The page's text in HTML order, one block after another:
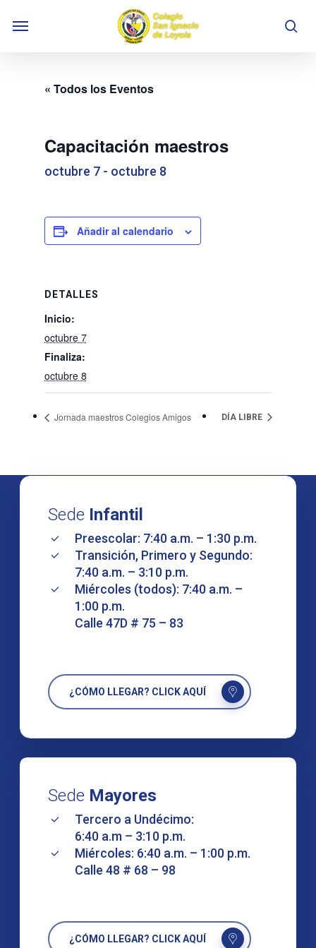
Menu
« Todos los Eventos
Capacitación maestros
octubre 7- octubre 8
Añadir al calendario
DETALLES
Inicio:
octubre 7
Finaliza:
octubre 8
Jornada maestros Colegios Amigos DÍA LIBRE
Sede Infantil
Preescolar: 7:40 a.m. – 1:30 p.m.
Transición, Primero y Segundo:
7:40 a.m. – 3:10 p.m.
Miércoles (todos): 7:40 a.m. –
1:00 p.m.
Calle 47D # 75 – 83
¿CÓMO LLEGAR? CLICK AQUÍ
Sede Mayores
Tercero a Undécimo:
6:40 a.m – 3:10 p.m.
Miércoles: 6:40 a.m. – 1:00 p.m.
Calle 48 # 68 – 98
¿CÓMO LLEGAR? CLICK AQUÍ